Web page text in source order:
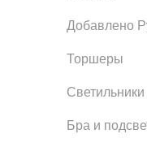
Добавлено
Торшеры
Светильники
Бра и